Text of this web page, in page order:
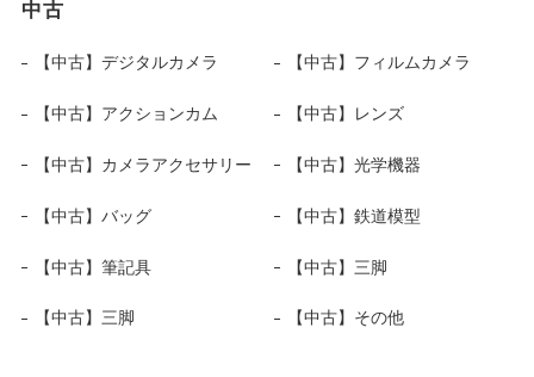
中古
【中古】デジタルカメラ 【中古】フィルムカメラ
【中古】アクションカム 【中古】レンズ
【中古】カメラアクセサリー 【中古】光学機器
【中古】バッグ 【中古】鉄道模型
【中古】筆記具 【中古】三脚
【中古】三脚 【中古】その他